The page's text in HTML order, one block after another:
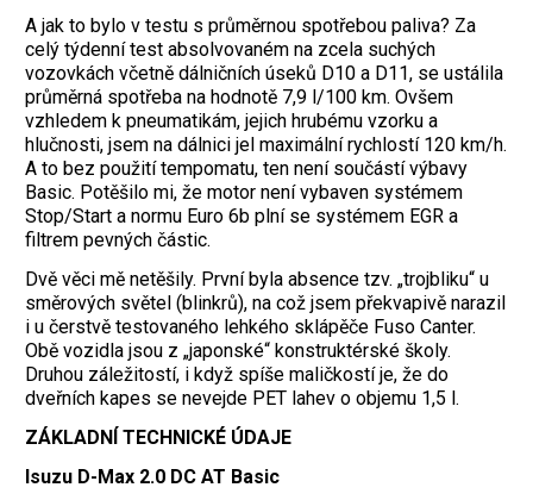
A jak to bylo v testu s průměrnou spotřebou paliva? Za
celý týdenní test absolvovaném na zcela suchých
vozovkách včetně dálničních úseků D10 a D11, se ustálila
průměrná spotřeba na hodnotě 7,9 l/100 km. Ovšem
vzhledem k pneumatikám, jejich hrubému vzorku a
hlučnosti, jsem na dálnici jel maximální rychlostí 120 km/h.
A to bez použití tempomatu, ten není součástí výbavy
Basic. Potěšilo mi, že motor není vybaven systémem
Stop/Start a normu Euro 6b plní se systémem EGR a
filtrem pevných částic.
Dvě věci mě netěšily. První byla absence tzv. „trojbliku“ u
směrových světel (blinkrů), na což jsem překvapivě narazil
i u čerstvě testovaného lehkého sklápěče Fuso Canter.
Obě vozidla jsou z „japonské“ konstruktérské školy.
Druhou záležitostí, i když spíše maličkostí je, že do
dveřních kapes se nevejde PET lahev o objemu 1,5 l.
ZÁKLADNÍ TECHNICKÉ ÚDAJE
Isuzu D-Max 2.0 DC AT Basic